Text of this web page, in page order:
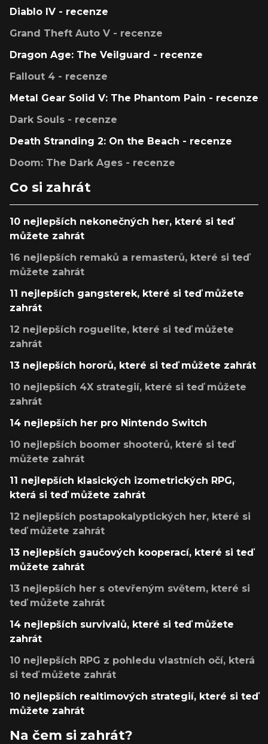
Diablo IV - recenze
Grand Theft Auto V - recenze
Dragon Age: The Veilguard - recenze
Fallout 4 - recenze
Metal Gear Solid V: The Phantom Pain - recenze
Dark Souls - recenze
Death Stranding 2: On the Beach - recenze
Doom: The Dark Ages - recenze
Co si zahrát
10 nejlepších nekonečných her, které si teď
můžete zahrát
16 nejlepších remaků a remasterů, které si teď
můžete zahrát
11 nejlepších gangsterek, které si teď můžete
zahrát
12 nejlepších roguelite, které si teď můžete
zahrát
13 nejlepších hororů, které si teď můžete zahrát
10 nejlepších 4X strategií, které si teď můžete
zahrát
14 nejlepších her pro Nintendo Switch
10 nejlepších boomer shooterů, které si teď
můžete zahrát
11 nejlepších klasických izometrických RPG,
která si teď můžete zahrát
12 nejlepších postapokalyptických her, které si
teď můžete zahrát
13 nejlepších gaučových kooperací, které si teď
můžete zahrát
13 nejlepších her s otevřeným světem, které si
teď můžete zahrát
14 nejlepších survivalů, které si teď můžete
zahrát
10 nejlepších RPG z pohledu vlastních očí, která
si teď můžete zahrát
10 nejlepších realtimových strategií, které si teď
můžete zahrát
Na čem si zahrát?